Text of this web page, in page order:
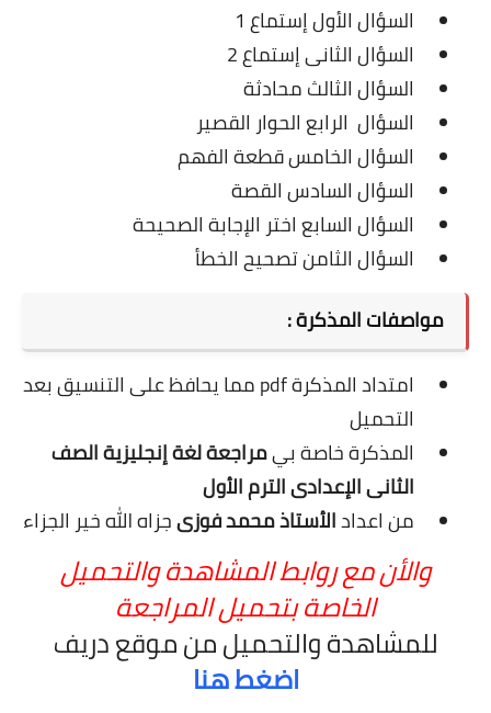
السؤال الأول إستماع 1
السؤال الثانى إستماع 2
السؤال الثالث محادثة
السؤال الرابع الحوار القصير
السؤال الخامس قطعة الفهم
السؤال السادس القصة
السؤال السابع اختر الإجابة الصحيحة
السؤال الثامن تصحيح الخطأ
مواصفات المذكرة :
امتداد المذكرة pdf مما يحافظ على التنسيق بعد
التحميل
المذكرة خاصة بيمراجعة لغة إنجليزية الصف
الثانى الإعدادى الترم الأول
من اعدادالأستاذ محمد فوزىجزاه الله خير الجزاء
والأن مع روابط المشاهدة والتحميل
الخاصة بتحميل المراجعة
للمشاهدة والتحميل من موقع دريف
اضغط هنا